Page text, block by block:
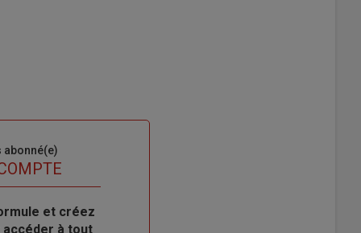
abonné(e)
et créez
à tout